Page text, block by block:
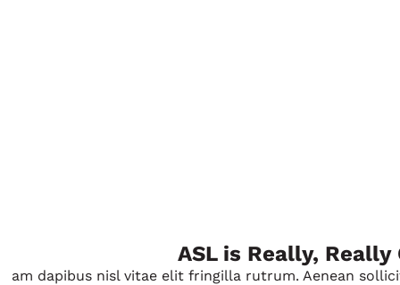
ASL is Really, Really
am dapibus nisl vitae elit fringilla rutrum. Aenean